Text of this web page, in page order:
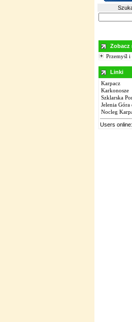
Zobacz
Przemyśl i
Linki
Karpacz
Karkonosze
Szklarska
Jelenia Góra
Nocleg
Users